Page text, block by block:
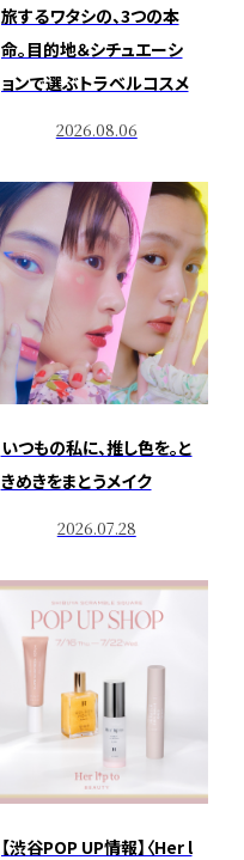
旅するワタシの、3つの本
命。目的地＆シチュエーシ
ョンで選ぶトラベルコスメ
2026.08.06
いつもの私に、推し色を。と
きめきをまとうメイク
2026.07.28
【渋谷POP UP情報】〈Her l